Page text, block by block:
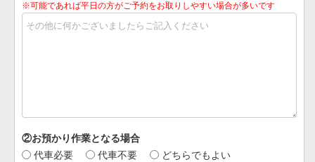
※可能であれば平日の方がご予約をお取りしやすい場合が多いです
②お預かり作業となる場合
代車必要
代車不要 どちらでもよい